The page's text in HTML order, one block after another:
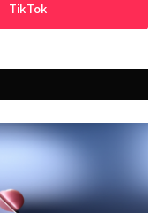
TikTok